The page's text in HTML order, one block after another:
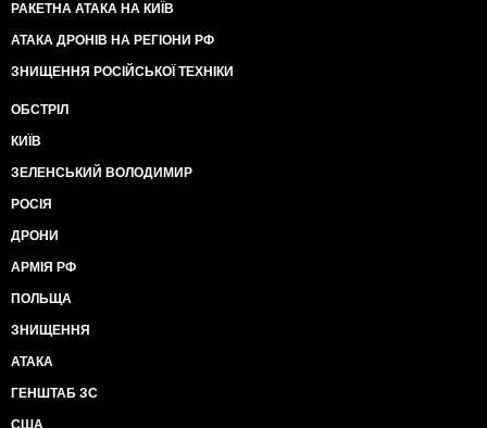
РАКЕТНА АТАКА НА КИЇВ
АТАКА ДРОНІВ НА РЕГІОНИ РФ
ЗНИЩЕННЯ РОСІЙСЬКОЇ ТЕХНІКИ
ОБСТРІЛ
КИЇВ
ЗЕЛЕНСЬКИЙ ВОЛОДИМИР
РОСІЯ
ДРОНИ
АРМІЯ РФ
ПОЛЬЩА
ЗНИЩЕННЯ
АТАКА
ГЕНШТАБ ЗС
США